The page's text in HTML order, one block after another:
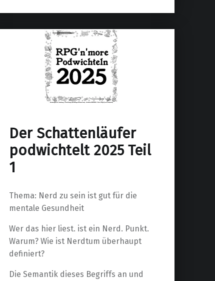
Der Schattenläufer
podwichtelt 2025 Teil
1
Thema: Nerd zu sein ist gut für die
mentale Gesundheit
Wer das hier liest. ist ein Nerd. Punkt.
Warum? Wie ist Nerdtum überhaupt
definiert?
Die Semantik dieses Begriffs an und